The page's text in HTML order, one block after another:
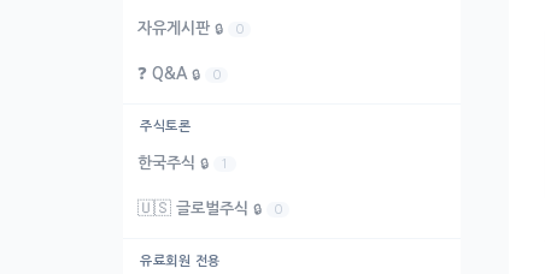
자유게시판 🔒 0
❓ Q&A 🔒 0
주식토론
한국주식 🔒 1
🇺🇸 글로벌주식 🔒 0
유료회원 전용